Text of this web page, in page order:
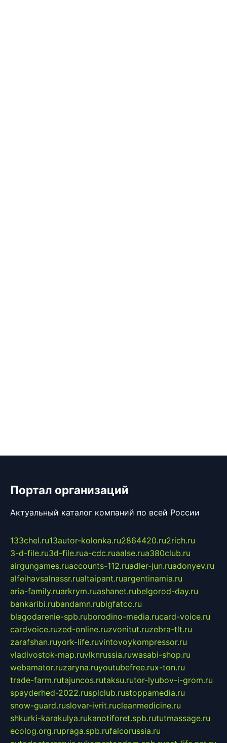
Портал организаций
Актуальный каталог компаний по всей России
133chel.ru13autor-kolonka.ru2864420.ru2rich.ru
3-d-file.ru3d-file.rua-cdc.ruaalse.rua380club.ru
airgungames.ruaccounts-112.ruadler-jun.ruadonyev.ru
alfeihavsalnassr.rualtaipant.ruargentinamia.ru
aria-family.ruarkrym.ruashanet.rubelgorod-day.ru
bankaribi.rubandamn.rubigfatcc.ru
blagodarenie-spb.ruborodino-media.rucard-voice.ru
cardvoice.ruzed-online.ruzvonitut.ruzebra-tlt.ru
zarafshan.ruyork-life.ruvintovoykompressor.ru
vladivostok-map.ruvlknrussia.ruwasabi-shop.ru
webamator.ruzaryna.ruyoutubefree.rux-ton.ru
trade-farm.rutajuncos.rutaksu.rutor-lyubov-i-grom.ru
spayderhed-2022.rusplclub.rustoppamedia.ru
snow-guard.ruslovar-ivrit.rucleanmedicine.ru
shkurki-karakulya.rukanotiforet.spb.rututmassage.ru
ecolog.org.rupraga.spb.rufalcorussia.ru